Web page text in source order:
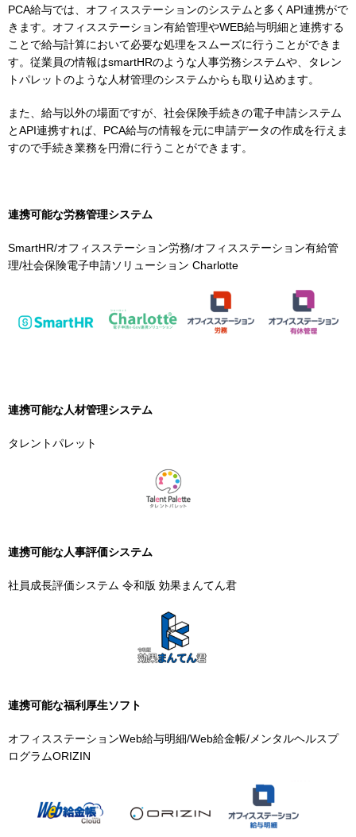
PCA給与では、オフィスステーションのシステムと多くAPI連携がで
きます。オフィスステーション有給管理やWEB給与明細と連携する
ことで給与計算において必要な処理をスムーズに行うことができま
す。従業員の情報はsmartHRのような人事労務システムや、タレン
トパレットのような人材管理のシステムからも取り込めます。
また、給与以外の場面ですが、社会保険手続きの電子申請システム
とAPI連携すれば、PCA給与の情報を元に申請データの作成を行えま
すので手続き業務を円滑に行うことができます。
連携可能な労務管理システム
SmartHR/オフィスステーション労務/オフィスステーション有給管
理/社会保険電子申請ソリューション Charlotte
連携可能な人材管理システム
タレントパレット
連携可能な人事評価システム
社員成長評価システム 令和版 効果まんてん君
連携可能な福利厚生ソフト
オフィスステーションWeb給与明細/Web給金帳/メンタルヘルスプ
ログラムORIZIN